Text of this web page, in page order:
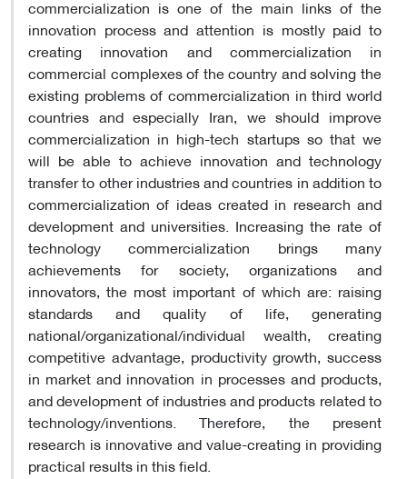
commercialization is one of the main links of the
innovation process and attention is mostly paid to
creating innovation and commercialization in
commercial complexes of the country and solving the
existing problems of commercialization in third world
countries and especially Iran, we should improve
commercialization in high-tech startups so that we
will be able to achieve innovation and technology
transfer to other industries and countries in addition to
commercialization of ideas created in research and
development and universities. Increasing the rate of
technology commercialization brings many
achievements for society, organizations and
innovators, the most important of which are: raising
standards and quality of life, generating
national/organizational/individual wealth, creating
competitive advantage, productivity growth, success
in market and innovation in processes and products,
and development of industries and products related to
technology/inventions. Therefore, the present
research is innovative and value-creating in providing
practical results in this field.